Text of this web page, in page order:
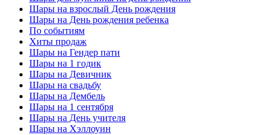
Шары на взрослый День рождения
Шары на День рождения ребенка
По событиям
Хиты продаж
Шары на Гендер пати
Шары на 1 годик
Шары на Девичник
Шары на свадьбу
Шары на Дембель
Шары на 1 сентября
Шары на День учителя
Шары на Хэллоуин